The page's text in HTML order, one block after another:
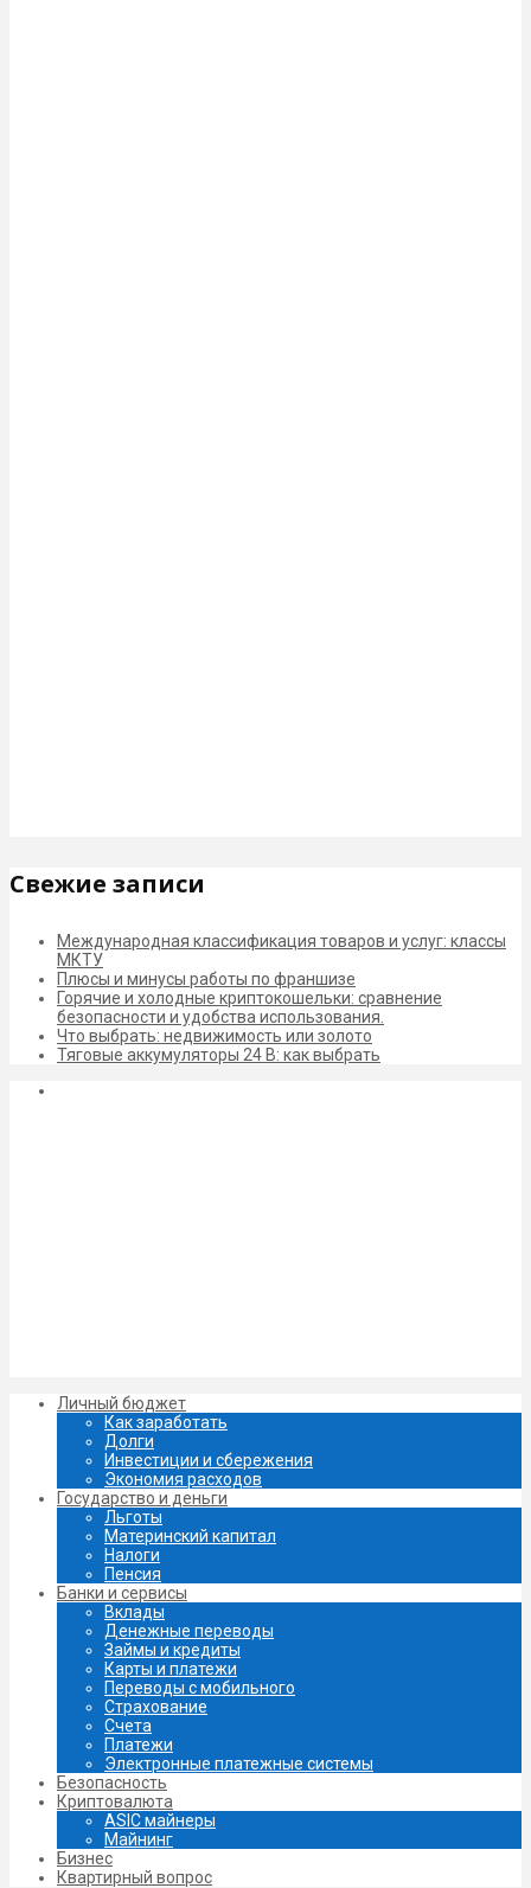
Свежие записи
Международная классификация товаров и услуг: классы
МКТУ
Плюсы и минусы работы по франшизе
Горячие и холодные криптокошельки: сравнение
безопасности и удобства использования.
Что выбрать: недвижимость или золото
Тяговые аккумуляторы 24 В: как выбрать
Личный бюджет
Как заработать
Долги
Инвестиции и сбережения
Экономия расходов
Государство и деньги
Льготы
Материнский капитал
Налоги
Пенсия
Банки и сервисы
Вклады
Денежные переводы
Займы и кредиты
Карты и платежи
Переводы с мобильного
Страхование
Счета
Платежи
Электронные платежные системы
Безопасность
Криптовалюта
ASIC майнеры
Майнинг
Бизнес
Квартирный вопрос